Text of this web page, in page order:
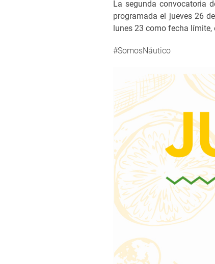
La segunda convocatoria
programada el jueves 26
lunes 23 como fecha
#SomosNáutico